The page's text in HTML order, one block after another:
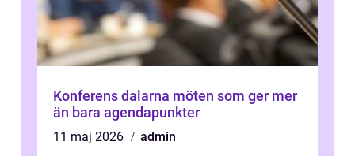
Konferens dalarna möten som ger mer
än bara agendapunkter
11 maj 2026
admin